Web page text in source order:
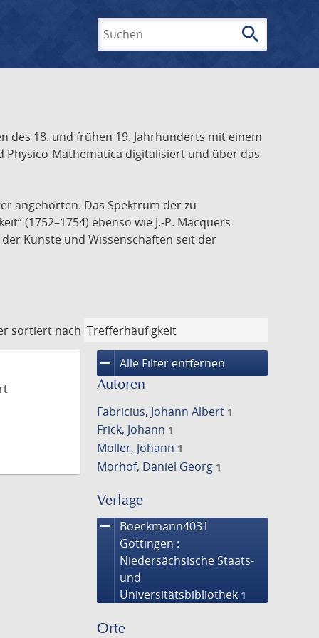
search
des 18. und frühen 19. Jahrhunderts mit einem
Physico-Mathematica digitalisiert und über das
angehörten. Das Spektrum der zu
(1752–1754) ebenso wie J.-P. Macquers
Künste und Wissenschaften seit der
sortiert nach
remove Alle Filter entfernen
Autoren
Fabricius, Johann Albert 1
Frick, Johann 1
Moller, Johann 1
Morhof, Daniel Georg 1
Verlage
remove
Boeckmann4031
Göttingen :
Niedersächsische Staats-
und
Universitätsbibliothek 1
Orte